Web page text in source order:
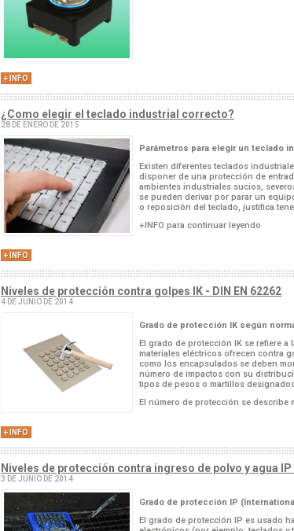
+ INFO
¿Como elegir el teclado industrial correcto?
28 DE ENERO DE 2015
Parámetros para elegir un teclado
Existen diferentes teclados
disponer de una protección de
ambientes industriales sucios,
se pueden derivar por parar un
o reposición del teclado, justifica
+INFO para continuar leyendo
+ INFO
Niveles de protección contra golpes IK - DIN EN 62262
4 DE JUNIO DE 2014
Grado de protección IK según
El grado de protección IK se refiere
materiales eléctricos ofrecen contra
como los encapsulados se deben
número de impactos con su
tipos de pesos o martillos
El número de protección se describe
+ INFO
Niveles de protección contra ingreso de polvo y agua IP
3 DE JUNIO DE 2014
Grado de protección IP
El grado de protección IP es usado